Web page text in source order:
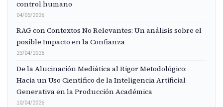
control humano
04/05/2026
RAG con Contextos No Relevantes: Un análisis sobre el
posible Impacto en la Confianza
23/04/2026
De la Alucinación Mediática al Rigor Metodológico:
Hacia un Uso Científico de la Inteligencia Artificial
Generativa en la Producción Académica
10/04/2026